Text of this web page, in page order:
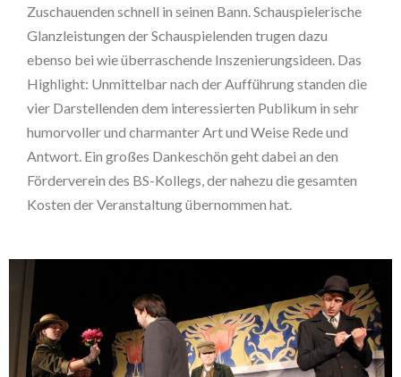
Zuschauenden schnell in seinen Bann. Schauspielerische
Glanzleistungen der Schauspielenden trugen dazu
ebenso bei wie überraschende Inszenierungsideen. Das
Highlight: Unmittelbar nach der Aufführung standen die
vier Darstellenden dem interessierten Publikum in sehr
humorvoller und charmanter Art und Weise Rede und
Antwort. Ein großes Dankeschön geht dabei an den
Förderverein des BS-Kollegs, der nahezu die gesamten
Kosten der Veranstaltung übernommen hat.